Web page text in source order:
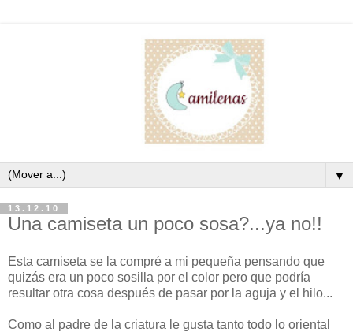
▼
13.12.10
Una camiseta un poco sosa?...ya no!!
Esta camiseta se la compré a mi pequeña pensando que
quizás era un poco sosilla por el color pero que podría
resultar otra cosa después de pasar por la aguja y el hilo...
Como al padre de la criatura le gusta tanto todo lo oriental